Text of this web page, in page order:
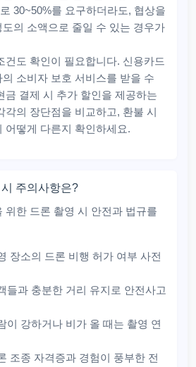
30~50%를 요구하더라도, 협상을
의 소액으로 줄일 수 있는 경우가
건도 확인이 필요합니다. 신용카드
소비자 보호 서비스를 받을 수
금 결제 시 추가 할인을 제공하는
각의 장단점을 비교하고, 환불 시
어떻게 다른지 확인하세요.
주의사항은?
위한 드론 촬영 시 안전과 법규를
장소의 드론 비행 허가 여부 사전
들과 충분한 거리 유지로 안전사고
이 강하거나 비가 올 때는 촬영 연
조종 자격증과 경험이 풍부한 전